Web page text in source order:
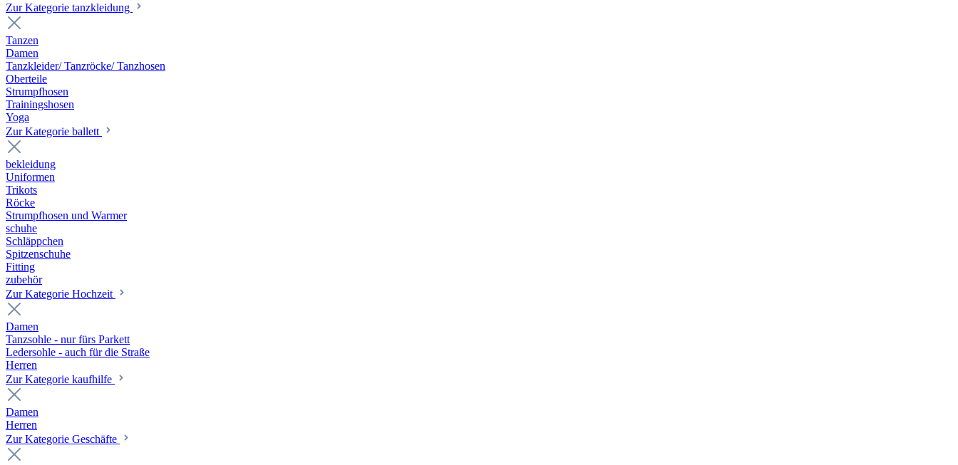
Zur Kategorie tanzkleidung
Tanzen
Damen
Tanzkleider/ Tanzröcke/ Tanzhosen
Oberteile
Strumpfhosen
Trainingshosen
Yoga
Zur Kategorie ballett
bekleidung
Uniformen
Trikots
Röcke
Strumpfhosen und Warmer
schuhe
Schläppchen
Spitzenschuhe
Fitting
zubehör
Zur Kategorie Hochzeit
Damen
Tanzsohle - nur fürs Parkett
Ledersohle - auch für die Straße
Herren
Zur Kategorie kaufhilfe
Damen
Herren
Zur Kategorie Geschäfte